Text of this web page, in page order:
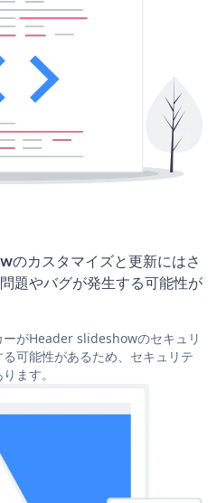
カスタマイズと更新にはさ
題やバグが発生する可能性が
がHeader slideshowのセキュリ
可能性があるため、セキュリテ
ます。